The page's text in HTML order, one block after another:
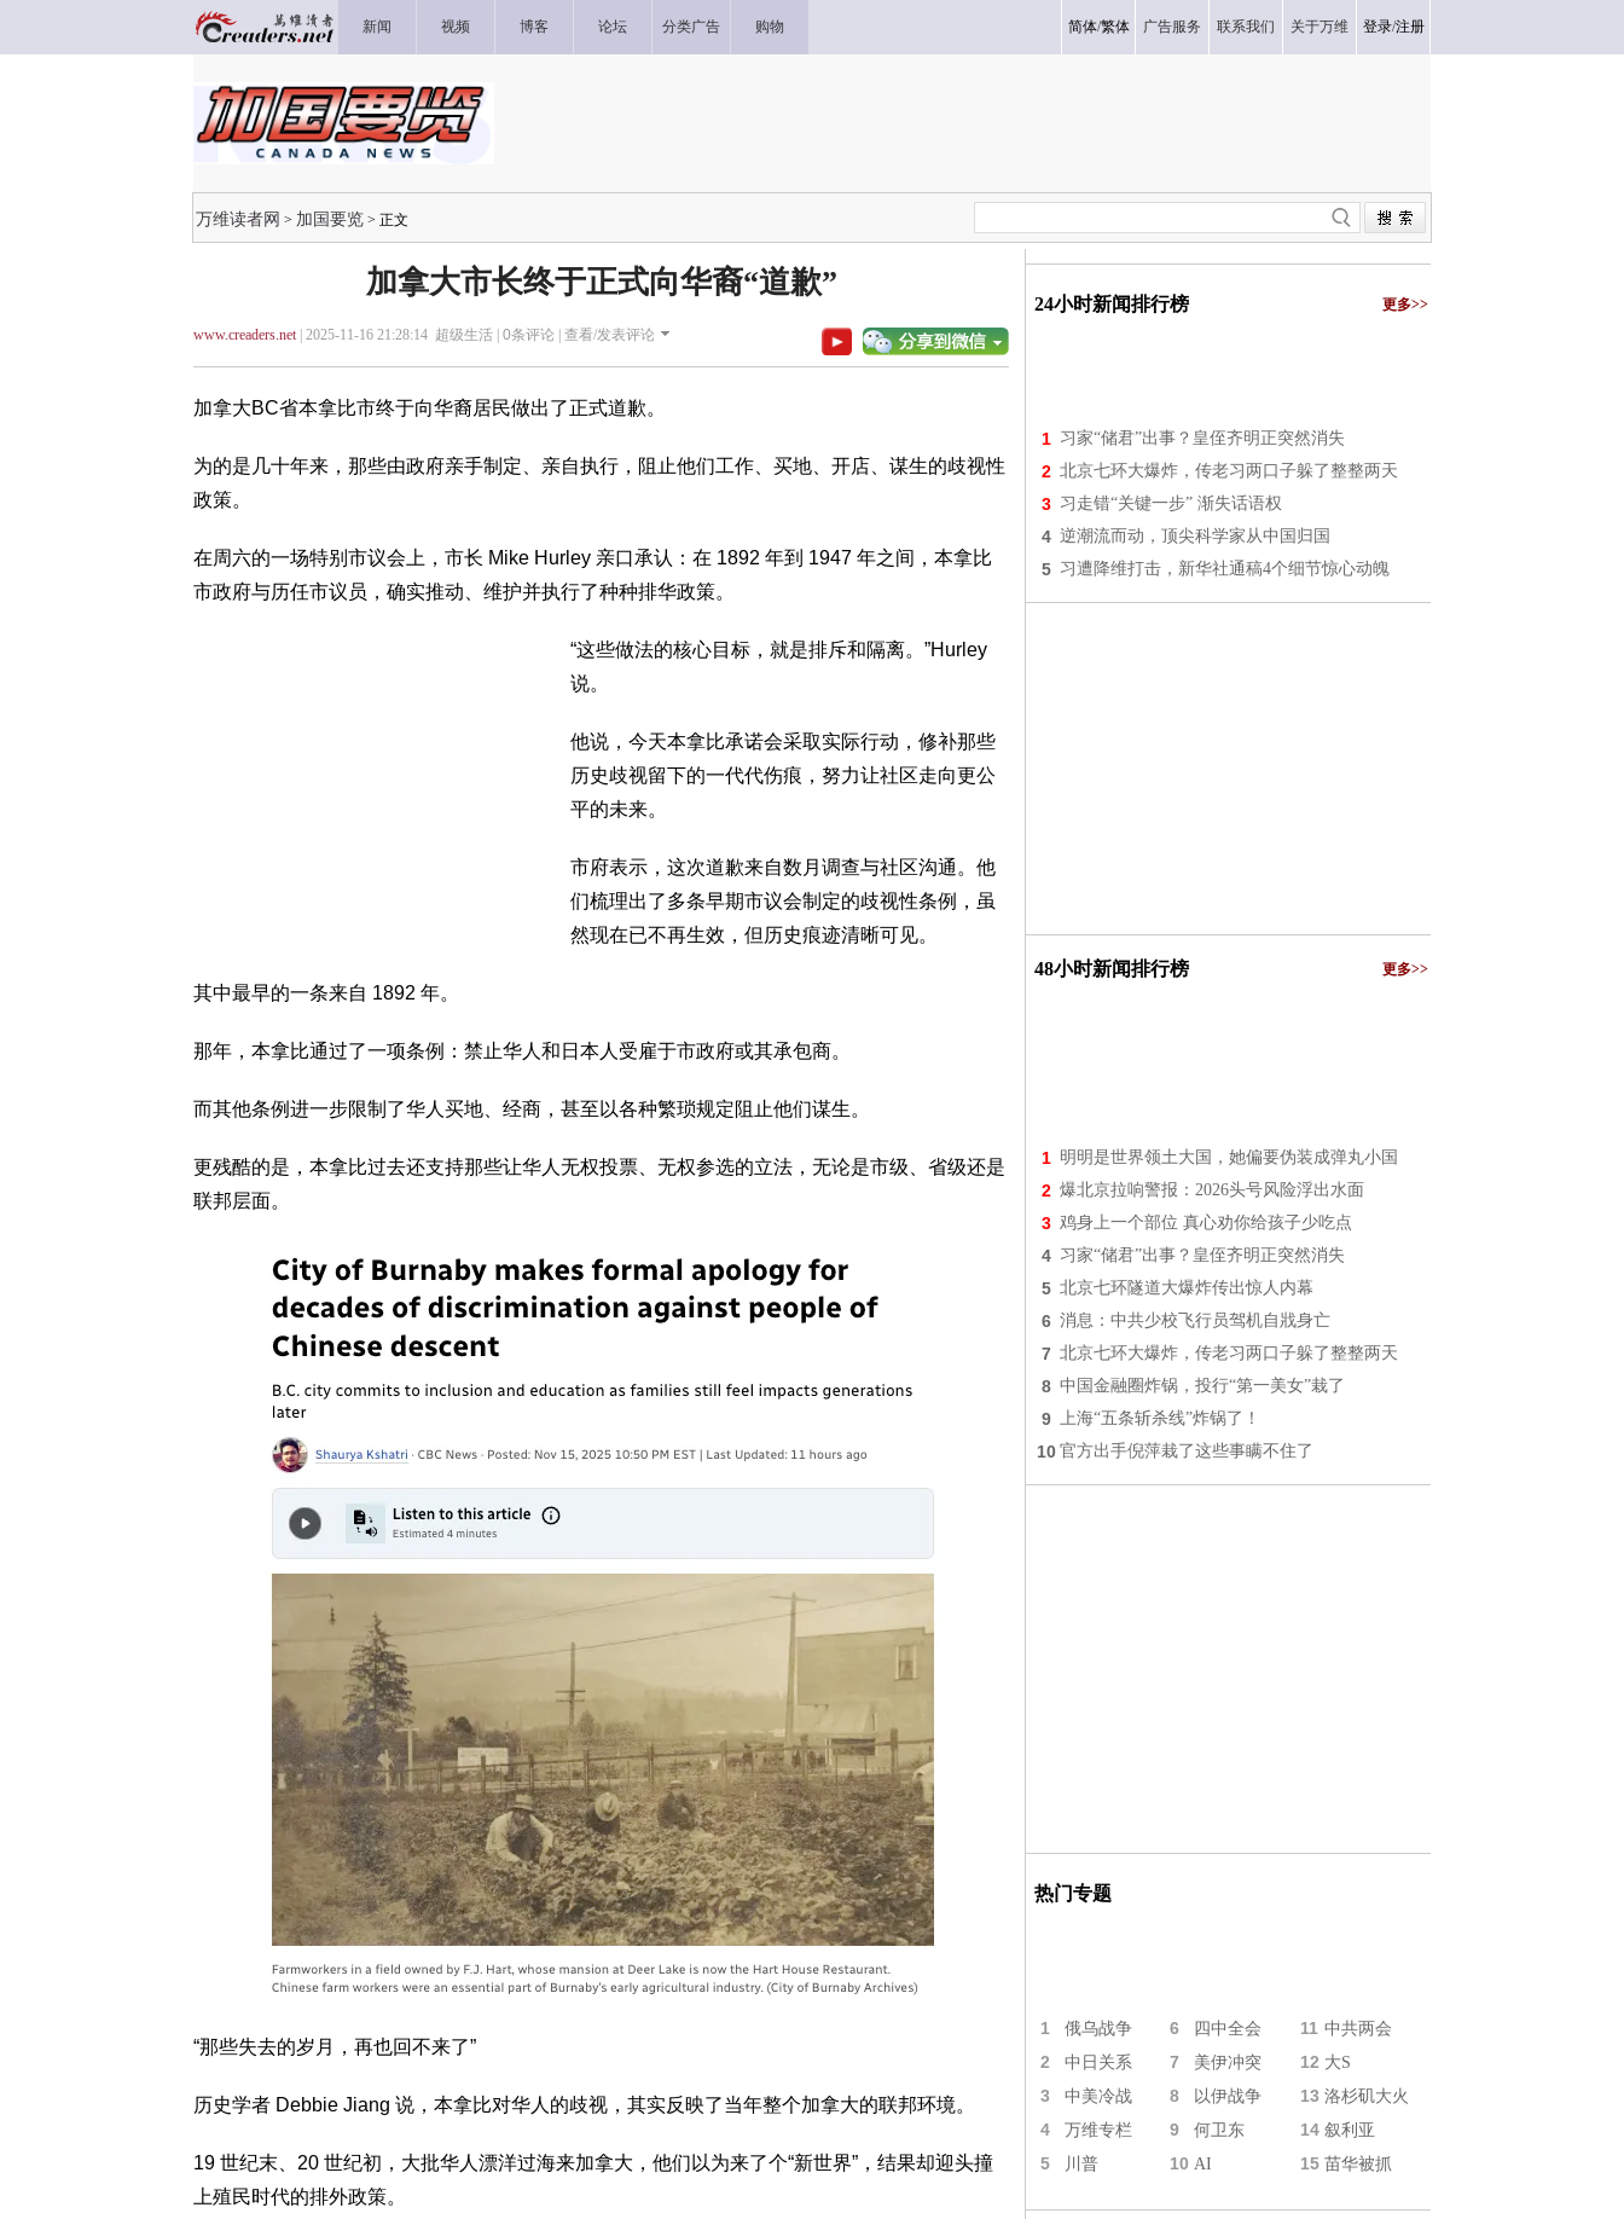
新闻 视频 博客 论坛 分类广告 购物 简体/繁体 广告服务 联系我们 关于万维 登录/注册
万维读者网 > 加国要览 > 正文
加拿大市长终于正式向华裔“道歉”
www.creaders.net| 2025-11-16 21:28:14 超级生活 | 0条评论 | 查看/发表评论
加拿大BC省本拿比市终于向华裔居民做出了正式道歉。
为的是几十年来，那些由政府亲手制定、亲自执行，阻止他们工作、买地、开店、谋生的歧视性
政策。
在周六的一场特别市议会上，市长 Mike Hurley 亲口承认：在 1892 年到 1947 年之间，本拿比
市政府与历任市议员，确实推动、维护并执行了种种排华政策。
“这些做法的核心目标，就是排斥和隔离。”Hurley
说。
他说，今天本拿比承诺会采取实际行动，修补那些
历史歧视留下的一代代伤痕，努力让社区走向更公
平的未来。
市府表示，这次道歉来自数月调查与社区沟通。他
们梳理出了多条早期市议会制定的歧视性条例，虽
然现在已不再生效，但历史痕迹清晰可见。
其中最早的一条来自 1892 年。
那年，本拿比通过了一项条例：禁止华人和日本人受雇于市政府或其承包商。
而其他条例进一步限制了华人买地、经商，甚至以各种繁琐规定阻止他们谋生。
更残酷的是，本拿比过去还支持那些让华人无权投票、无权参选的立法，无论是市级、省级还是
联邦层面。
“那些失去的岁月，再也回不来了”
历史学者 Debbie Jiang 说，本拿比对华人的歧视，其实反映了当年整个加拿大的联邦环境。
19 世纪末、20 世纪初，大批华人漂洋过海来加拿大，他们以为来了个“新世界”，结果却迎头撞
上殖民时代的排外政策。
24小时新闻排行榜 更多>>
1 习家“储君”出事？皇侄齐明正突然消失
2 北京七环大爆炸，传老习两口子躲了整整两天
3 习走错“关键一步” 渐失话语权
4 逆潮流而动，顶尖科学家从中国归国
5 习遭降维打击，新华社通稿4个细节惊心动魄
48小时新闻排行榜 更多>>
1 明明是世界领土大国，她偏要伪装成弹丸小国
2 爆北京拉响警报：2026头号风险浮出水面
3 鸡身上一个部位 真心劝你给孩子少吃点
4 习家“储君”出事？皇侄齐明正突然消失
5 北京七环隧道大爆炸传出惊人内幕
6 消息：中共少校飞行员驾机自戕身亡
7 北京七环大爆炸，传老习两口子躲了整整两天
8 中国金融圈炸锅，投行“第一美女”栽了
9 上海“五条斩杀线”炸锅了！
10 官方出手倪萍栽了这些事瞒不住了
热门专题
1 俄乌战争 6 四中全会 11 中共两会
2 中日关系 7 美伊冲突 12 大S
3 中美冷战 8 以伊战争 13 洛杉矶大火
4 万维专栏 9 何卫东 14 叙利亚
5 川普 10 AI 15 苗华被抓